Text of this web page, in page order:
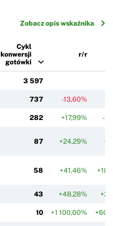
Zobacz opis wskaźnika
Cykl
konwersji
gotówki
r/r
3 597
737 -13,60%
282 +17,99% -
87 +24,29%
58 +41,46%
43 +48,28%
10 +1 100,00%